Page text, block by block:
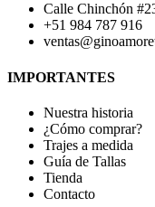
Calle Chinchón
+51 984 787 916
IMPORTANTES
Nuestra historia
¿Cómo comprar?
Trajes a medida
Guía de Tallas
Tienda
Contacto